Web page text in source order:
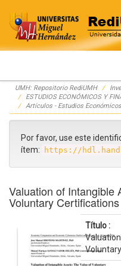
Skip
navigation
UMH: Repositorio RediUMH
ESTUDIOS ECONÓMICOS Y
Artículos - Estudios
Por favor, use este
ítem:
https://
Valuation of Intangible
Voluntary Certifications
Título :